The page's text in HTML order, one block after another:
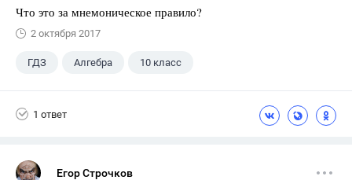
Что это за мнемоническое правило?
2 октября 2017
ГДЗ Алгебра 10 класс
1 ответ
Егор Строчков